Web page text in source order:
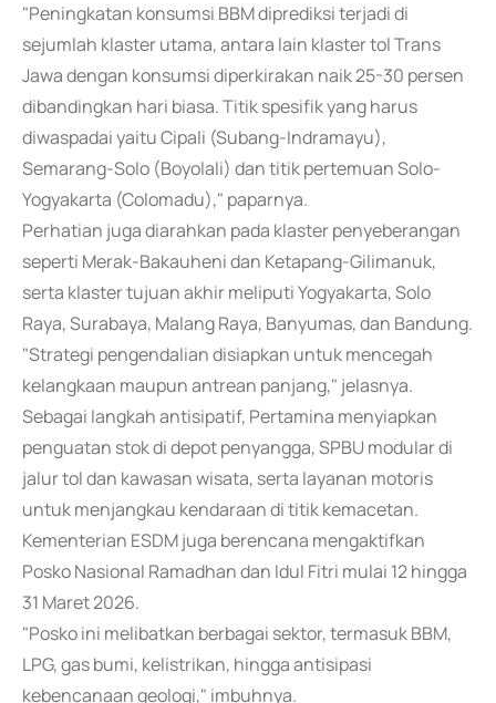
"Peningkatan konsumsi BBM diprediksi terjadi di
sejumlah klaster utama, antara lain klaster tol Trans
Jawa dengan konsumsi diperkirakan naik 25-30 persen
dibandingkan hari biasa. Titik spesifik yang harus
diwaspadai yaitu Cipali (Subang-Indramayu),
Semarang-Solo (Boyolali) dan titik pertemuan Solo-
Yogyakarta (Colomadu)," paparnya.
Perhatian juga diarahkan pada klaster penyeberangan
seperti Merak-Bakauheni dan Ketapang-Gilimanuk,
serta klaster tujuan akhir meliputi Yogyakarta, Solo
Raya, Surabaya, Malang Raya, Banyumas, dan Bandung.
"Strategi pengendalian disiapkan untuk mencegah
kelangkaan maupun antrean panjang," jelasnya.
Sebagai langkah antisipatif, Pertamina menyiapkan
penguatan stok di depot penyangga, SPBU modular di
jalur tol dan kawasan wisata, serta layanan motoris
untuk menjangkau kendaraan di titik kemacetan.
Kementerian ESDM juga berencana mengaktifkan
Posko Nasional Ramadhan dan Idul Fitri mulai 12 hingga
31 Maret 2026.
"Posko ini melibatkan berbagai sektor, termasuk BBM,
LPG, gas bumi, kelistrikan, hingga antisipasi
kebencanaan geologi," imbuhnya.